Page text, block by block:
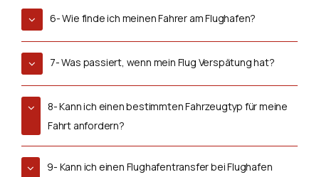
6- Wie finde ich meinen Fahrer am Flughafen?
7- Was passiert, wenn mein Flug Verspätung hat?
8- Kann ich einen bestimmten Fahrzeugtyp für meine
Fahrt anfordern?
9- Kann ich einen Flughafentransfer bei Flughafen